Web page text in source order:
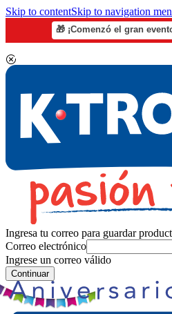
Skip to contentSkip to navigation
🎁 ¡Comenzó el gran
Ingresa tu correo para guardar
Correo electrónico
Ingrese un correo válido
Continuar